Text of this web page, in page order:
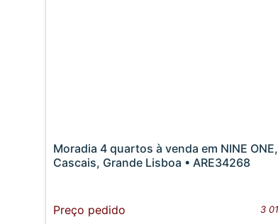
Moradia 4 quartos à venda em NINE ONE,
Cascais, Grande Lisboa • ARE34268
Preço pedido 3